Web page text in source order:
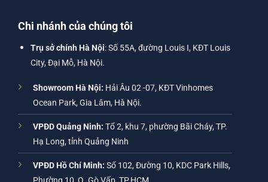
Chi nhánh của chúng tôi
Trụ sở chính Hà Nội: Số 55A, đường Louis I, KĐT Louis
City, Đại Mỗ, Hà Nội.
Showroom Hà Nội: Hải Âu 02 -07, KĐT Vinhomes
Ocean Park, Gia Lâm, Hà Nội.
VPĐD Quảng Ninh: Tổ 2, khu 7, phường Bãi Cháy, TP.
Hạ Long, tỉnh Quảng Ninh
VPĐD Hồ Chí Minh: Số 102, Đường 10, KDC Park Hills,